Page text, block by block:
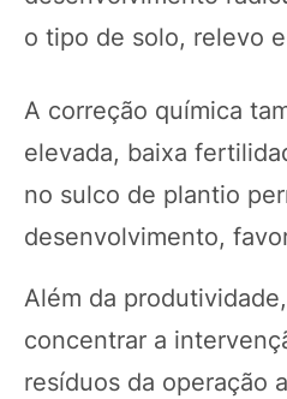
o tipo de solo, relevo
A correção química
elevada, baixa
no sulco de plantio
desenvolvimento,
Além da
concentrar a
resíduos da operação